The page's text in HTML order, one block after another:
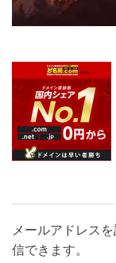
メールアドレス
信できます。